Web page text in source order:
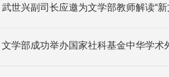
武世兴副司长应邀为文学部教师解读“新
文学部成功举办国家社科基金中华学术